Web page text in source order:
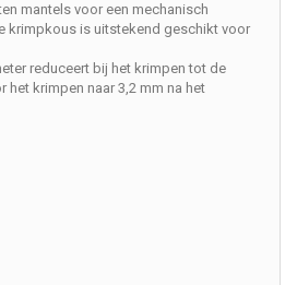
mantels voor een mechanisch
krimpkous is uitstekend geschikt voor
reduceert bij het krimpen tot de
het krimpen naar 3,2 mm na het